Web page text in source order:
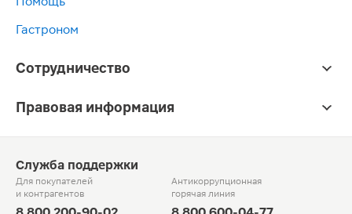
Гастроном
Сотрудничество
Правовая информация
Служба поддержки
Для покупателей
и контрагентов
Антикоррупционная
горячая линия